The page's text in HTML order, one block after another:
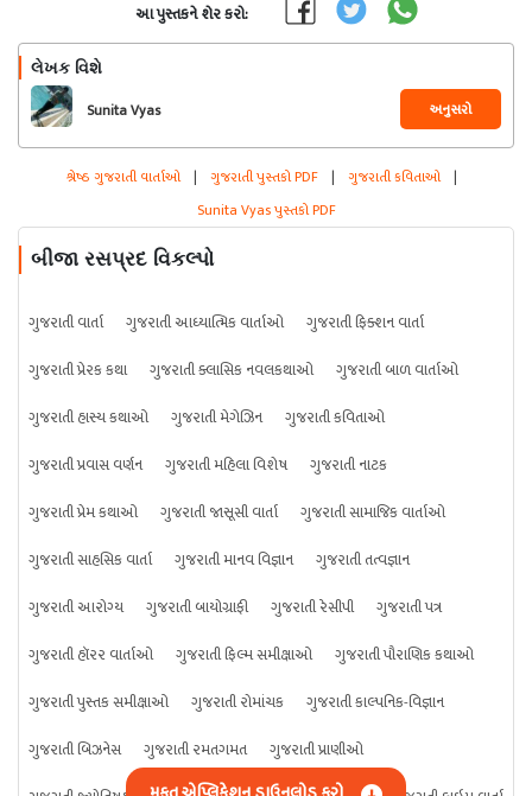
આ પુસ્તકને શેર કરો:
લેખક વિશે
Sunita Vyas અનુસરો
શ્રેષ્ઠ ગુજરાતી વાર્તાઓ | ગુજરાતી પુસ્તકો PDF | ગુજરાતી કવિતાઓ |
Sunita Vyas પુસ્તકો PDF
બીજા રસપ્રદ વિકલ્પો
ગુજરાતી વાર્તા ગુજરાતી આધ્યાત્મિક વાર્તાઓ
ગુજરાતી ફિક્શન વાર્તા
ગુજરાતી પ્રેરક કથા
ગુજરાતી ક્લાસિક નવલકથાઓ
ગુજરાતી બાળ વાર્તાઓ
ગુજરાતી હાસ્ય કથાઓ
ગુજરાતી મેગેઝિન
ગુજરાતી કવિતાઓ
ગુજરાતી પ્રવાસ વર્ણન
ગુજરાતી મહિલા વિશેષ
ગુજરાતી નાટક
ગુજરાતી પ્રેમ કથાઓ
ગુજરાતી જાસૂસી વાર્તા
ગુજરાતી સામાજિક વાર્તાઓ
ગુજરાતી સાહસિક વાર્તા
ગુજરાતી માનવ વિજ્ઞાન
ગુજરાતી તત્વજ્ઞાન
ગુજરાતી આરોગ્ય
ગુજરાતી બાયોગ્રાફી ગુજરાતી રેસીપી
ગુજરાતી પત્ર
ગુજરાતી હૉરર વાર્તાઓ
ગુજરાતી ફિલ્મ સમીક્ષાઓ
ગુજરાતી પૌરાણિક કથાઓ
ગુજરાતી પુસ્તક સમીક્ષાઓ
ગુજરાતી રોમાંચક
ગુજરાતી કાલ્પનિક-વિજ્ઞાન
ગુજરાતી બિઝનેસ
ગુજરાતી રમતગમત
ગુજરાતી પ્રાણીઓ